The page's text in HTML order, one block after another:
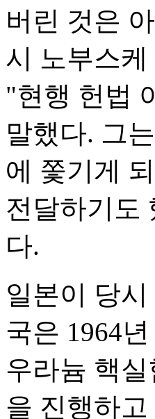
버린 것은
시 노부스
"현행 헌법
말했다. 그
에 쫓기게
전달하기도
다.
일본이 당
국은 1964
우라늄 핵
을 진행하